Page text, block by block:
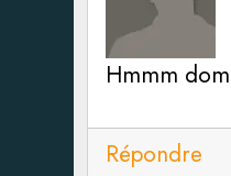
Hmmm
Répondre